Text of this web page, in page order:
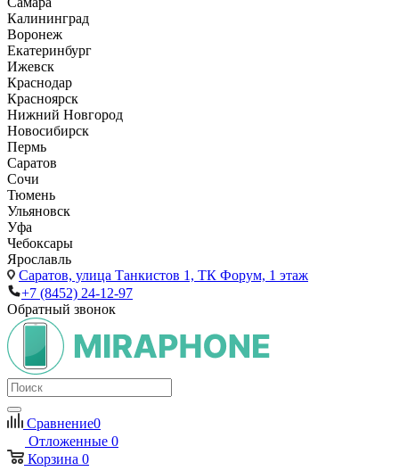
Калининград
Воронеж
Екатеринбург
Ижевск
Краснодар
Красноярск
Нижний Новгород
Новосибирск
Пермь
Саратов
Сочи
Тюмень
Ульяновск
Уфа
Чебоксары
Ярославль
Саратов, улица Танкистов 1, ТК Форум, 1 этаж
+7 (8452) 24-12-97
Обратный звонок
Сравнение0
Отложенные 0
Корзина 0